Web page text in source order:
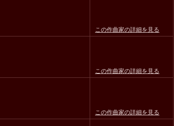
この作曲家の詳細を見る
この作曲家の詳細を見る
この作曲家の詳細を見る